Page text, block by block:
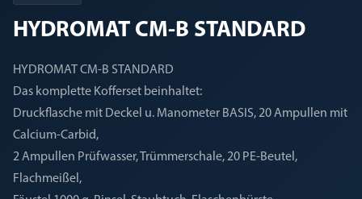
HYDROMAT CM-B STANDARD
HYDROMAT CM-B STANDARD
Das komplette Kofferset beinhaltet:
Druckflasche mit Deckel u. Manometer BASIS, 20 Ampullen mit
Calcium-Carbid,
2 Ampullen Prüfwasser, Trümmerschale, 20 PE-Beutel,
Flachmeißel,